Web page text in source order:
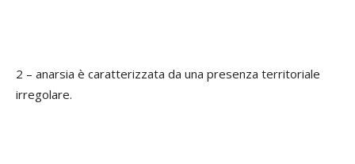
2 – anarsia è caratterizzata da una presenza territoriale
irregolare.